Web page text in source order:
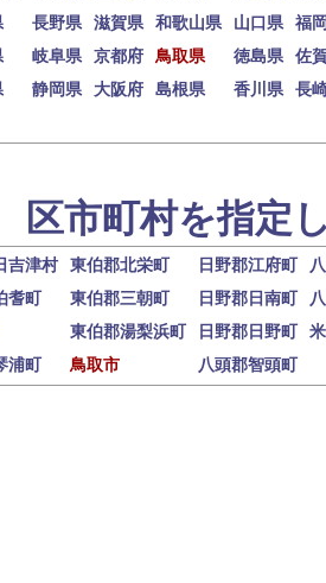
長野県 滋賀県 和歌山県 山口県
福
岐阜県 京都府 鳥取県 徳島県
佐
静岡県 大阪府 島根県 香川県
長
区市町村を指定
吉津村 東伯郡北栄町 日野郡江府町
町 東伯郡三朝町 日野郡日南町
東伯郡湯梨浜町 日野郡日野町
町 鳥取市 八頭郡智頭町